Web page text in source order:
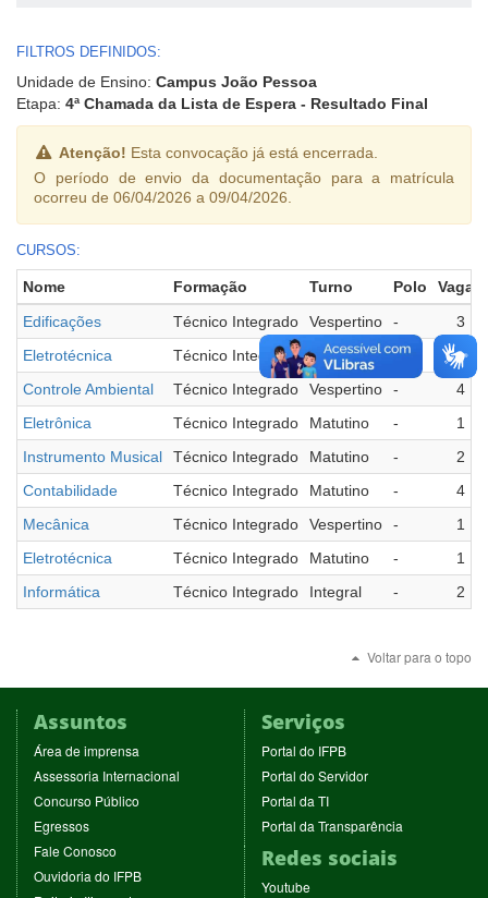
FILTROS DEFINIDOS:
Unidade de Ensino: Campus João Pessoa
Etapa: 4ª Chamada da Lista de Espera - Resultado Final
Atenção! Esta convocação já está encerrada.
O período de envio da documentação para a matrícula
ocorreu de 06/04/2026 a 09/04/2026.
CURSOS:
Nome Formação Turno Polo
Vagas
Edificações
Técnico Integrado Vespertino -
3
Eletrotécnica
Técnico Integrado Vespertino -
1
Controle Ambiental
Técnico Integrado Vespertino -
4
Eletrônica
Técnico Integrado Matutino -
1
Instrumento Musical
Técnico Integrado Matutino -
2
Contabilidade
Técnico Integrado Matutino -
4
Mecânica
Técnico Integrado Vespertino -
1
Eletrotécnica
Técnico Integrado Matutino -
1
Informática
Técnico Integrado Integral - 2
Voltar para o topo
Assuntos
Área de imprensa
em
nova
Assessoria Internacional
Concurso Público
Egressos(abre
nova
janela)
Fale Conosco
em
nova
Ouvidoria do IFPB(abre
Serviços
Portal do IFPB(abre
em
nova
Portal do Servidor(abre
janela)
Portal da TI(abre
nova
janela)
Portal da Transparência
Redes sociais
Youtube(abre